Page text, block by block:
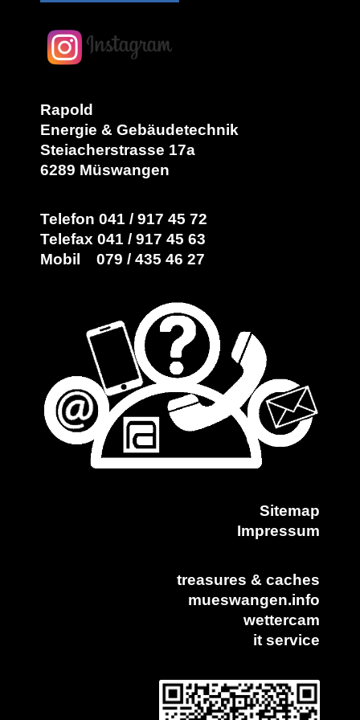
Rapold
Energie & Gebäudetechnik
Steiacherstrasse 17a
6289 Müswangen
Telefon 041 / 917 45 72
Telefax 041 / 917 45 63
Mobil 079 / 435 46 27
Sitemap
Impressum
treasures & caches
mueswangen.info
wettercam
it service